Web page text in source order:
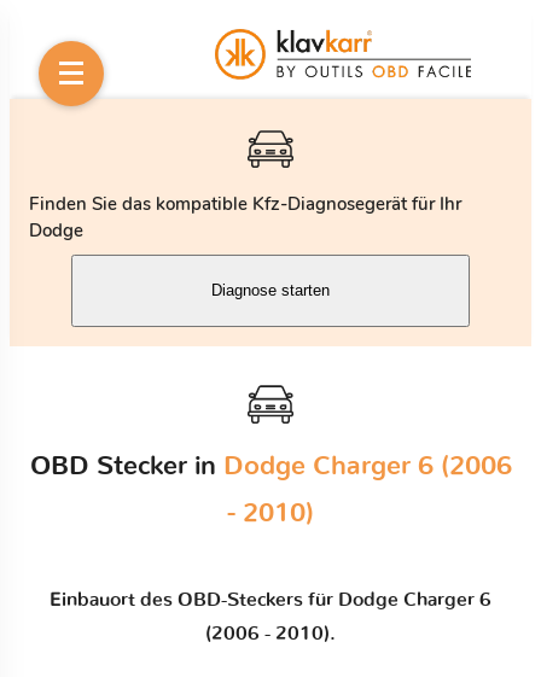
Finden Sie das kompatible Kfz-Diagnosegerät für Ihr
Dodge
Diagnose starten
OBD Stecker in Dodge Charger 6 (2006
- 2010)
Einbauort des OBD-Steckers für Dodge Charger 6
(2006 - 2010).